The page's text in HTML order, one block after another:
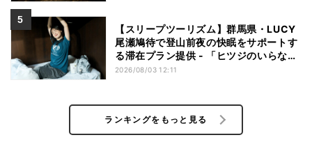
【スリープツーリズム】群馬県・LUCY
尾瀬鳩待で登山前夜の快眠をサポートす
る滞在プラン提供 - 「ヒツジのいらない
枕」とコラボ
2026/08/03 12:11
ランキングをもっと見る